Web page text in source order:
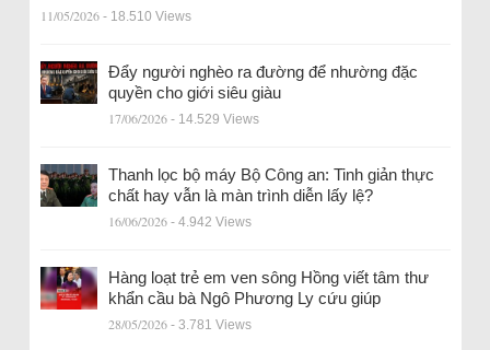
11/05/2026 - 18.510 Views
Đẩy người nghèo ra đường để nhường đặc
quyền cho giới siêu giàu
17/06/2026 - 14.529 Views
Thanh lọc bộ máy Bộ Công an: Tinh giản thực
chất hay vẫn là màn trình diễn lấy lệ?
16/06/2026 - 4.942 Views
Hàng loạt trẻ em ven sông Hồng viết tâm thư
khẩn cầu bà Ngô Phương Ly cứu giúp
28/05/2026 - 3.781 Views